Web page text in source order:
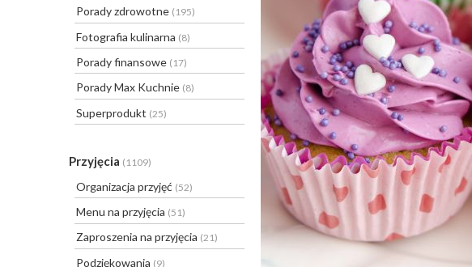
Porady zdrowotne (195)
Fotografia kulinarna (8)
Porady finansowe (17)
Porady Max Kuchnie (8)
Superprodukt (25)
Przyjęcia (1109)
Organizacja przyjęć (52)
Menu na przyjęcia (51)
Zaproszenia na przyjęcia (21)
Podziękowania (9)